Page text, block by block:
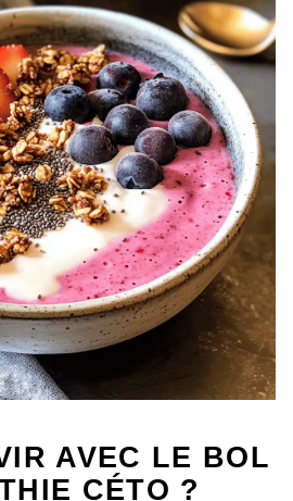
AVEC LE BOL
CÉTO ?